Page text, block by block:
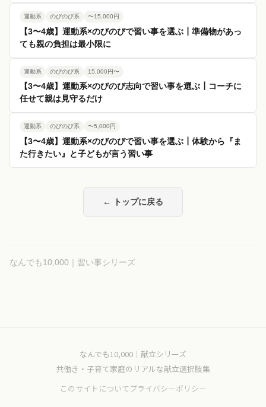
運動系 のびのび系 〜15,000円
【3〜4歳】運動系×のびのびで習い事を選ぶ┃準備物があっ
ても親の負担は最小限に
運動系 のびのび系 15,000円〜
【3〜4歳】運動系×のびのび志向で習い事を選ぶ┃コーチに
任せて親は見守るだけ
運動系 のびのび系 〜5,000円
【3〜4歳】運動系×のびのびで習い事を選ぶ┃体験から『ま
た行きたい』と子どもが言う習い事
← トップに戻る
なんでも10,000｜習い事シリーズ
なんでも10,000｜献立シリーズ
共働き・子育て家庭のリアルな献立選択肢集
このサイトについてプライバシーポリシー